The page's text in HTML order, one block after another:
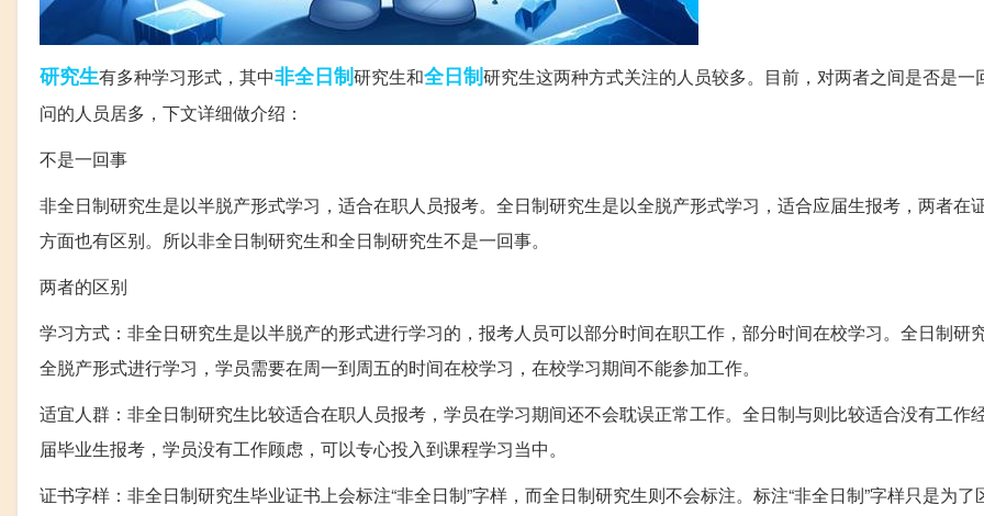
研究生有多种学习形式，其中非全日制研究生和全日制研究生这两种方式关注的人员较多。目前，对两者之间是否是一
问的人员居多，下文详细做介绍：
不是一回事
非全日制研究生是以半脱产形式学习，适合在职人员报考。全日制研究生是以全脱产形式学习，适合应届生报考，两者在
方面也有区别。所以非全日制研究生和全日制研究生不是一回事。
两者的区别
学习方式：非全日研究生是以半脱产的形式进行学习的，报考人员可以部分时间在职工作，部分时间在校学习。全日制研
全脱产形式进行学习，学员需要在周一到周五的时间在校学习，在校学习期间不能参加工作。
适宜人群：非全日制研究生比较适合在职人员报考，学员在学习期间还不会耽误正常工作。全日制与则比较适合没有工作
届毕业生报考，学员没有工作顾虑，可以专心投入到课程学习当中。
证书字样：非全日制研究生毕业证书上会标注“非全日制”字样，而全日制研究生则不会标注。标注“非全日制”字样只是为了